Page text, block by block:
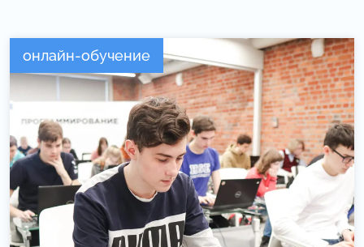
онлайн-обучение